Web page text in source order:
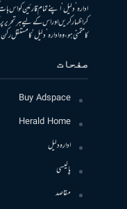
ادارہ ’دلیل‘ اپنے تمام قارئین کو اس
کر اظہار کریں اور اس کے لیے ہر
کا متمنی ہو، وہ ادارہ ’دلیل‘ کا
صفحات
Buy Adspace
Herald Home
ادارہ دلیل
پالیسی
مقاصد